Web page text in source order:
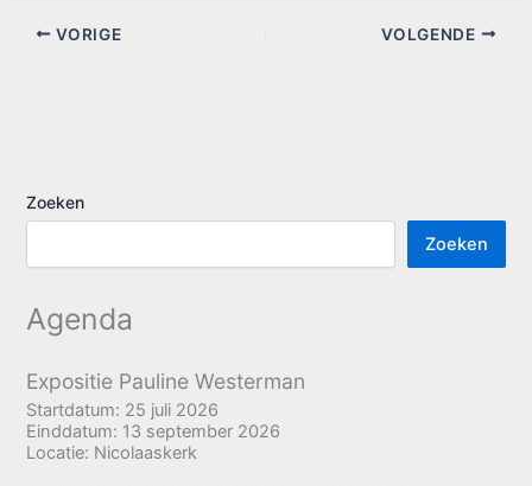
VORIGE VOLGENDE
Zoeken
Zoeken
Agenda
Expositie Pauline Westerman
Startdatum: 25 juli 2026
Einddatum: 13 september 2026
Locatie: Nicolaaskerk